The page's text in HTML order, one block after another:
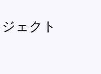
ェクト